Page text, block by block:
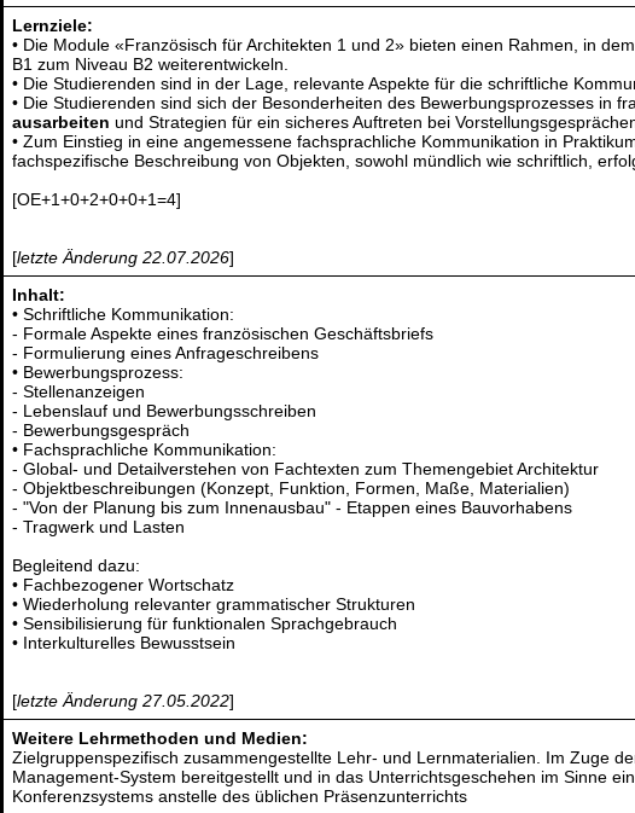
Lernziele:
• Die Module «Französisch für Architekten 1 und 2» bieten einen Rahmen, in
B1 zum Niveau B2 weiterentwickeln.
• Die Studierenden sind in der Lage, relevante Aspekte für die schriftliche
• Die Studierenden sind sich der Besonderheiten des Bewerbungsprozesses in
ausarbeiten und Strategien für ein sicheres Auftreten bei
• Zum Einstieg in eine angemessene fachsprachliche Kommunikation in
fachspezifische Beschreibung von Objekten, sowohl mündlich wie schriftlich,
[OE+1+0+2+0+0+1=4]
[letzte Änderung 22.07.2026]
Inhalt:
• Schriftliche Kommunikation:
- Formale Aspekte eines französischen Geschäftsbriefs
- Formulierung eines Anfrageschreibens
• Bewerbungsprozess:
- Stellenanzeigen
- Lebenslauf und Bewerbungsschreiben
- Bewerbungsgespräch
• Fachsprachliche Kommunikation:
- Global- und Detailverstehen von Fachtexten zum Themengebiet Architektur
- Objektbeschreibungen (Konzept, Funktion, Formen, Maße, Materialien)
- "Von der Planung bis zum Innenausbau" - Etappen eines Bauvorhabens
- Tragwerk und Lasten
Begleitend dazu:
• Fachbezogener Wortschatz
• Wiederholung relevanter grammatischer Strukturen
• Sensibilisierung für funktionalen Sprachgebrauch
• Interkulturelles Bewusstsein
[letzte Änderung 27.05.2022]
Weitere Lehrmethoden und Medien:
Zielgruppenspezifisch zusammengestellte Lehr- und Lernmaterialien. Im Zuge
Management-System bereitgestellt und in das Unterrichtsgeschehen im Sinne
Konferenzsystems anstelle des üblichen Präsenzunterrichts